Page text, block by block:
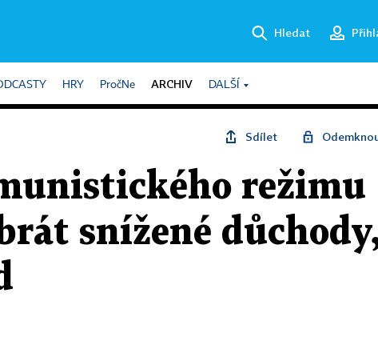
Hledat
HRY PročNe ARCHIV DALŠÍ
Sdílet
režimu
snížené